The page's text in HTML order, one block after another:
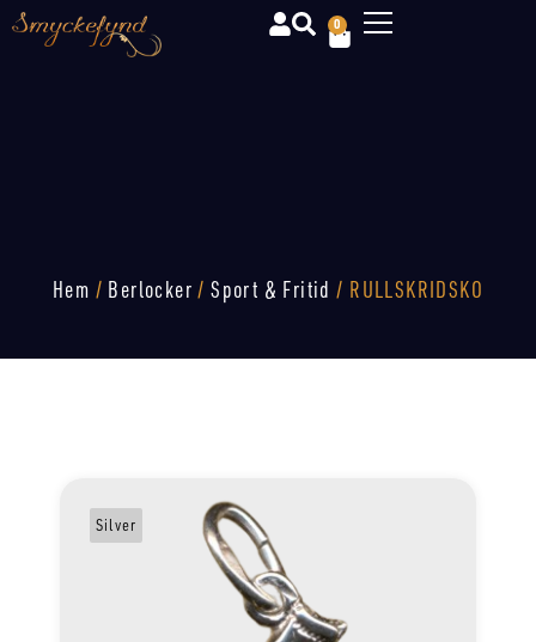
0
Hem / Berlocker /Sport & Fritid / RULLSKRIDSKO
Silver